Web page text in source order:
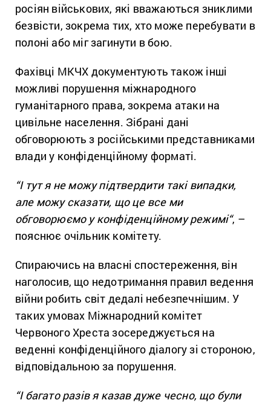
росіян військових, які вважаються зниклими
безвісти, зокрема тих, хто може перебувати в
полоні або міг загинути в бою.
Фахівці МКЧХ документують також інші
можливі порушення міжнародного
гуманітарного права, зокрема атаки на
цивільне населення. Зібрані дані
обговорюють з російськими представниками
влади у конфіденційному форматі.
“І тут я не можу підтвердити такі випадки,
але можу сказати, що це все ми
обговорюємо у конфіденційному режимі“, –
пояснює очільник комітету.
Спираючись на власні спостереження, він
наголосив, що недотримання правил ведення
війни робить світ дедалі небезпечнішим. У
таких умовах Міжнародний комітет
Червоного Хреста зосереджується на
веденні конфіденційного діалогу зі стороною,
відповідальною за порушення.
“І багато разів я казав дуже чесно, що були